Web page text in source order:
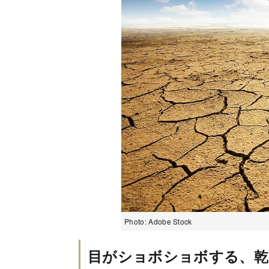
Photo: Adobe Stock
目がショボショボする、